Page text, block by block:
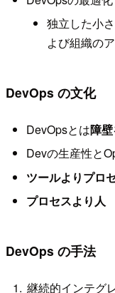
独立した小
よび組織の
DevOps の文化
DevOpsとは障
Devの生産性と
ツールよりプロ
プロセスより人
DevOps の手法
継続的インテグ